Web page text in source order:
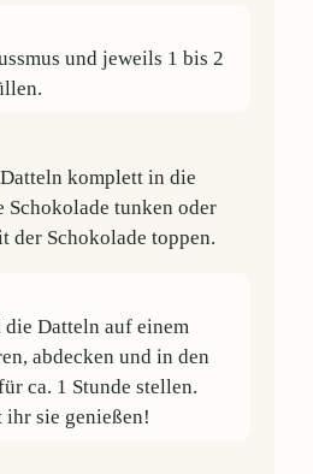
und jeweils 1 bis 2
komplett in die
Schokolade tunken oder
der Schokolade toppen.
Datteln auf einem
abdecken und in den
ca. 1 Stunde stellen.
ihr sie genießen!